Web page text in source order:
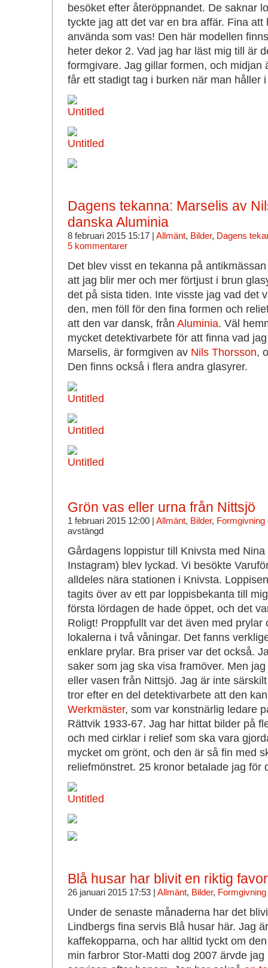
besöket efter återöppnandet. De saknar
tyckte jag att det var en bra affär. Fina att
använda som vas! Den här modellen
heter dekor 2. Vad jag har läst mig till är
formgivare. Jag gillar formen, och midjan
får ett stadigt tag i burken när man håller
Dagens tekanna: Marselis av
danska Aluminia
8 februari 2015 15:17 | Allmänt, Bilder, Dagens
5 kommentarer
Det blev visst en tekanna på
att jag blir mer och mer förtjust i brun
det på sista tiden. Inte visste jag vad det
den, men föll för den fina formen och
att den var dansk, från Aluminia. Väl
mycket detektivarbete för att finna vad
Marselis, är formgiven av Nils Thorsson,
Den finns också i flera andra glasyrer.
Grön vas eller urna från Nittsjö
1 februari 2015 12:00 | Allmänt, Bilder, Formgivning
avstängd
Gårdagens loppistur till Knivsta med
Instagram) blev lyckad. Vi besökte
alldeles nära stationen i Knivsta.
tagits över av ett par loppisbekanta till
första lördagen de hade öppet, och det
Roligt! Proppfullt var det även med prylar
lokalerna i två våningar. Det fanns
enklare prylar. Bra priser var det också.
saker som jag ska visa framöver. Men
eller vasen från Nittsjö. Jag är inte
tror efter en del detektivarbete att den
Werkmäster, som var konstnärlig ledare
Rättvik 1933-67. Jag har hittat bilder på
och med cirklar i relief som ska vara
mycket om grönt, och den är så fin med
reliefmönstret. 25 kronor betalade jag för
Blå husar har blivit en riktig
26 januari 2015 17:53 | Allmänt, Bilder,
Under de senaste månaderna har det
Lindbergs fina servis Blå husar här. Jag
kaffekopparna, och har alltid tyckt om
min farbror Stor-Matti dog 2007 ärvde